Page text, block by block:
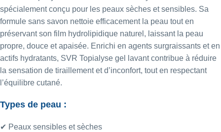
spécialement conçu pour les peaux sèches et sensibles. Sa
formule sans savon nettoie efficacement la peau tout en
préservant son film hydrolipidique naturel, laissant la peau
propre, douce et apaisée. Enrichi en agents surgraissants et en
actifs hydratants, SVR Topialyse gel lavant contribue à réduire
la sensation de tiraillement et d’inconfort, tout en respectant
l’équilibre cutané.
Types de peau :
✔ Peaux sensibles et sèches